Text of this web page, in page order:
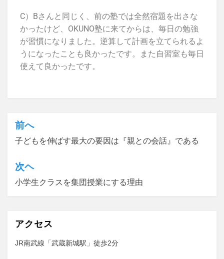
C）Bさんと同じく、前の塾では全然宿題を出さな
かったけど、OKUNO塾に来てからは、毎日の勉強
が習慣になりました。逆算して計画を立てられるよ
うになったことも良かったです。また自習室も毎日
使えて良かったです。
前へ
子どもを伸ばす最大の要因は『親との会話』である
次ヘ
小学生クラスを集団授業にする理由
アクセス
JR南武線「武蔵新城駅」徒歩2分